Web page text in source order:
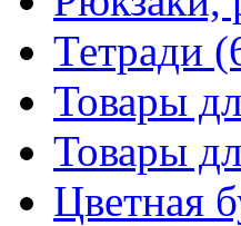
Тетради
Товары
Товары
Цветная